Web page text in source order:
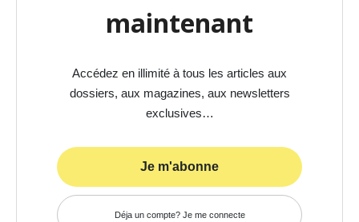
maintenant
Accédez en illimité à tous les articles aux
dossiers, aux magazines, aux newsletters
exclusives…
Je m'abonne
Déja un compte? Je me connecte